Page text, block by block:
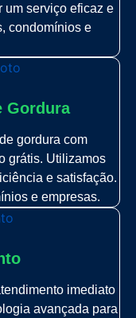
um serviço eficaz e
condomínios e
Gordura
gordura com
grátis. Utilizamos
e satisfação.
e empresas.
imediato
avançada para